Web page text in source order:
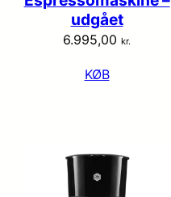
udgået
6.995,00 kr.
KØB